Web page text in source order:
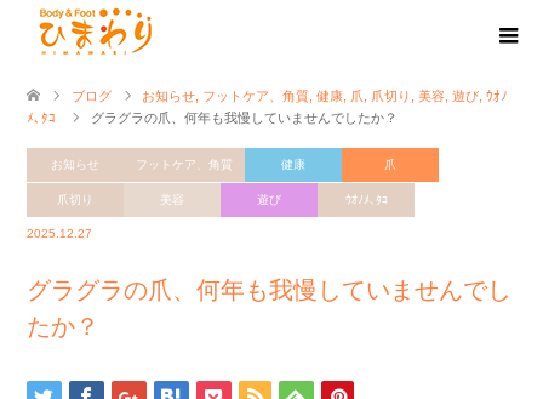
ブログ お知らせ フットケア、角質 健康 爪 爪切り 美容 遊び ｳｵﾉ
ﾒ､ﾀｺ
グラグラの爪、何年も我慢していませんでしたか？
お知らせ フットケア、角質 健康 爪
爪切り 美容 遊び ｳｵﾉﾒ､ﾀｺ
2025.12.27
グラグラの爪、何年も我慢していませんでし
たか？